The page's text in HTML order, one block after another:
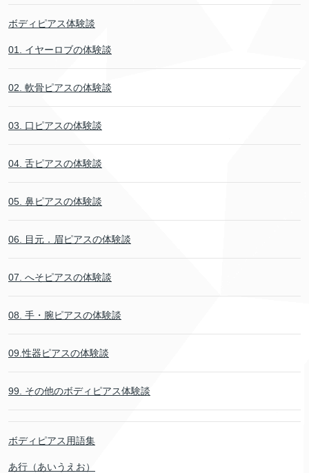
ボディピアス体験談
01. イヤーロブの体験談
02. 軟骨ピアスの体験談
03. 口ピアスの体験談
04. 舌ピアスの体験談
05. 鼻ピアスの体験談
06. 目元．眉ピアスの体験談
07. へそピアスの体験談
08. 手・腕ピアスの体験談
09.性器ピアスの体験談
99. その他のボディピアス体験談
ボディピアス用語集
あ行（あいうえお）